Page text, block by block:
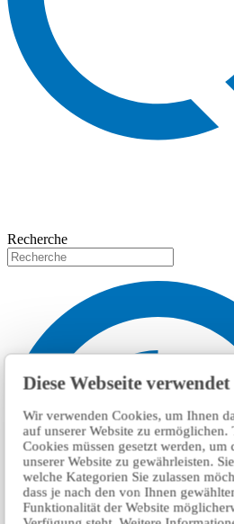
Diese Webseite
Wir verwenden Cookies, um Ihnen
auf unserer Website zu
Cookies müssen gesetzt werden,
unserer Website zu gewährleisten.
welche Kategorien Sie zulassen
dass je nach den von Ihnen
Funktionalität der Website
Recherche